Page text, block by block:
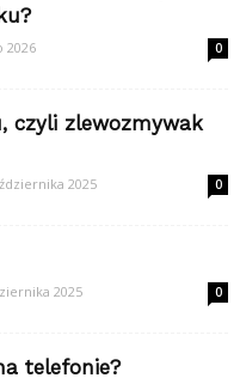
2026 0
czyli zlewozmywak
2025 0
2025 0
telefonie?